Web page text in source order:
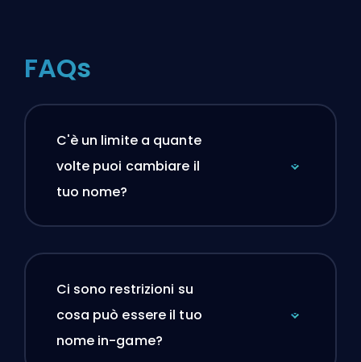
FAQs
C'è un limite a quante
volte puoi cambiare il
tuo nome?
Ci sono restrizioni su
cosa può essere il tuo
nome in-game?